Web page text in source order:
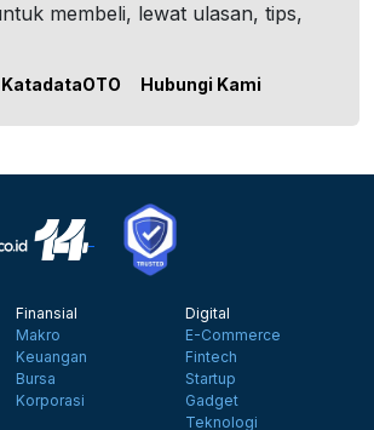
membeli, lewat ulasan, tips,
Hubungi Kami
Finansial
Makro
Keuangan
Bursa
Korporasi
Digital
E-Commerce
Fintech
Startup
Gadget
Teknologi